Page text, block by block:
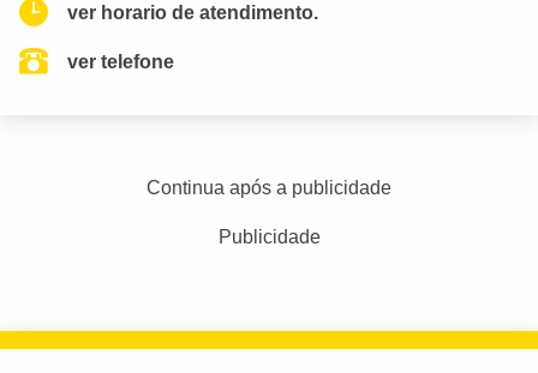
ver horario de atendimento.
ver telefone
Continua após a publicidade
Publicidade